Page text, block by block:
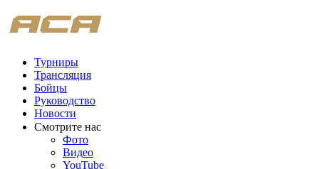
Турниры
Трансляция
Бойцы
Руководство
Новости
Смотрите нас
Фото
Видео
YouTube